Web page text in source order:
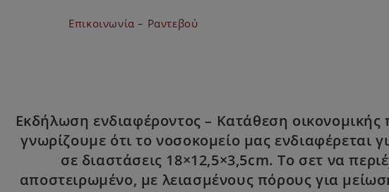
Επικοινωνία – Ραντεβού
Εκδήλωση ενδιαφέροντος – Κατάθεση
γνωρίζουμε ότι το νοσοκομείο μας
σε διαστάσεις 18×12,5×3,5cm. Το σετ να
αποστειρωμένο, με λειασμένους πόρους για